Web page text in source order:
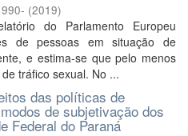
(2019)
do Parlamento Europeu
de pessoas em situação de
e estima-se que pelo menos
tráfico sexual. No ...
das políticas de
de subjetivação dos
Federal do Paraná